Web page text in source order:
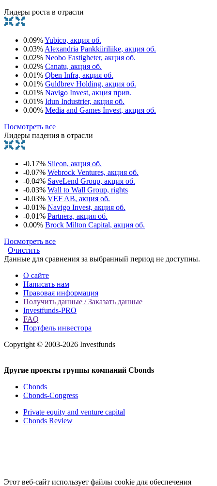
Лидеры роста в отрасли
0.09%Yubico, акция об.
0.03% Alexandria Pankkiiriliike, акция об.
0.02% Neobo Fastigheter, акция об.
0.02% Canatu, акция об.
0.01% Qben Infra, акция об.
0.01% Guldbrev Holding, акция об.
0.01% Navigo Invest, акция прив.
0.01% Idun Industrier, акция об.
0.00% Media and Games Invest, акция об.
Посмотреть все
Лидеры падения в отрасли
-0.17% Sileon, акция об.
-0.07% Webrock Ventures, акция об.
-0.04% SaveLend Group, акция об.
-0.03% Wall to Wall Group, rights
-0.03% VEF AB, акция об.
-0.01% Navigo Invest, акция об.
-0.01% Partnera, акция об.
0.00% Brock Milton Capital, акция об.
Посмотреть все
Очистить
Данные для сравнения за выбранный период не доступны.
О сайте
Написать нам
Правовая информация
Получить данные / Заказать данные
Investfunds-PRO
FAQ
Портфель инвестора
Copyright © 2003-2026 Investfunds
Другие проекты группы компаний Cbonds
Cbonds
Cbonds-Congress
Private equity and venture capital
Cbonds Review
Этот веб-сайт использует файлы cookie для обеспечения